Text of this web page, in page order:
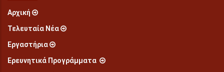
Αρχική
Τελευταία Νέα
Εργαστήρια
Ερευνητικά Προγράμματα